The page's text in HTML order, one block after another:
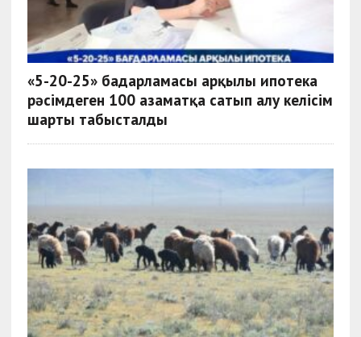
«5-20-25» бағдарламасы арқылы ипотека
рәсімдеген 100 азаматқа сатып алу келісім
шарты табысталды